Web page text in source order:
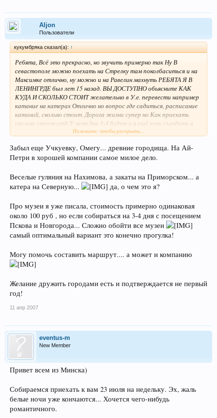
Aljon
Пользователи
кукумбряка сказал(а): ↑
Ребята, Всё это прекрасно, но звучить примерно так Ну В
севастополе можно поехать на Стрелку там поколбаситься и на
Максимке отлично, ну можно и на Равелин махнуть РЕБЯТА Я В
ЛЕНИНГРДЕ был лет 15 назад. ВЫ ДОСТУПНО обьясните КАК
КУДА И СКОЛЬКО СТОИТ желательно в У.е. перевести например
катание на катерах Отлично но вопрос где садиться, расписание
катаний, сколько стоит. Дорога жизни супер но Как проехать
сколько стоит итд У меня дня 3-4 будет и я ещё хочу съездить в
Псков и Новгород так что вот так сжатая программа. ПОТОМ у
приехали ко мне в Севастополь я бы вам свою дачу предоставил и
город показал плюс Ялта Ливадия, Масандра, Форос? НАРОД я
Нажмите, чтобы раскрыть...
Забыл еще Учкуевку, Омегу... древние городища. На Ай-
Петри в хорошей компании самое милое дело.
Веселые гуляния на Нахимова, а закаты на Приморском... а
катера на Северную...
да, о чем это я?
Про музеи я уже писала, стоимость примерно одинаковая
около 100 руб , но если собираться на 3-4 дня с посещением
Пскова и Новгорода... Сложно обойти все музеи
самый оптимальный вариант это конечно прогулка!
Могу помочь составить маршрут.... а может и компанию
Желание дружить городами есть и подтверждается не первый
год!
11 апр 2007
eventus-m
New Member
Привет всем из Минска)
Собираемся приехать к вам 23 июля на недельку. Эх, жаль
белые ночи уже кончаются... Хочется чего-нибудь
романтичного.